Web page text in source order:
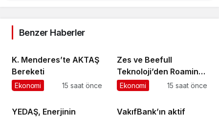
Benzer Haberler
K. Menderes’te AKTAŞ
Bereketi
Ekonomi 15 saat önce
Zes ve Beefull
Teknoloji’den Roaming
İş Birliği
Ekonomi 15 saat önce
YEDAŞ, Enerjinin
VakıfBank’ın aktif